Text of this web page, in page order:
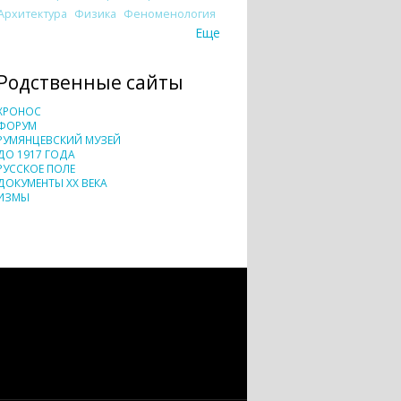
Физика Феноменология
Еще
сайты
МУЗЕЙ
1917 ГОДА
ПОЛЕ
XX ВЕКА